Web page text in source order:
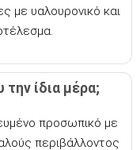
με υαλουρονικό και
ίδια μέρα;
προσωπικό με
περιβάλλοντος